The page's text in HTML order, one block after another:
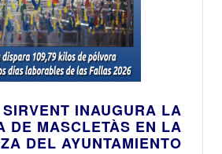
INAUGURA LA
DE MASCLETÀS EN LA
DEL AYUNTAMIENTO